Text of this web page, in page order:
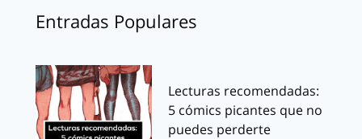
Entradas Populares
Lecturas recomendadas:
5 cómics picantes que no
puedes perderte